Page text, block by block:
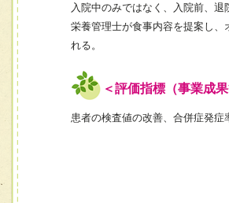
入院中のみではなく、入院前、
栄養管理士が食事内容を提案し
れる。
＜評価指標（事業成
患者の検査値の改善、合併症発